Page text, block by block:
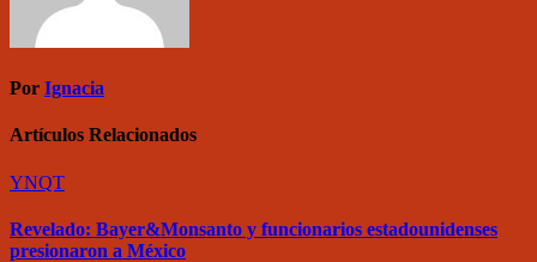
Por Ignacia
Artículos Relacionados
YNQT
Revelado: Bayer&Monsanto y funcionarios estadounidenses
presionaron a México